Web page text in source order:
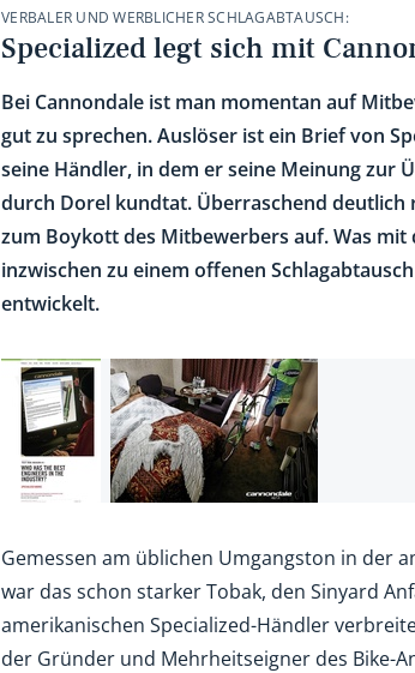
VERBALER UND WERBLICHER SCHLAGABTAUSCH:
Specialized legt sich mit
Bei Cannondale ist man momentan auf
gut zu sprechen. Auslöser ist ein Brief von
seine Händler, in dem er seine Meinung zur
durch Dorel kundtat. Überraschend deutlich
zum Boykott des Mitbewerbers auf. Was mit
inzwischen zu einem offenen
entwickelt.
Gemessen am üblichen Umgangston in der
war das schon starker Tobak, den Sinyard
amerikanischen Specialized-Händler
der Gründer und Mehrheitseigner des Bike-